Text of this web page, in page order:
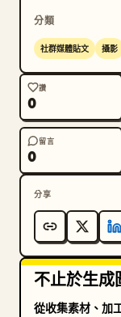
分類
社群媒體貼文 攝影
讚
0
留言
0
分享
不止於生成
從收集素材、加